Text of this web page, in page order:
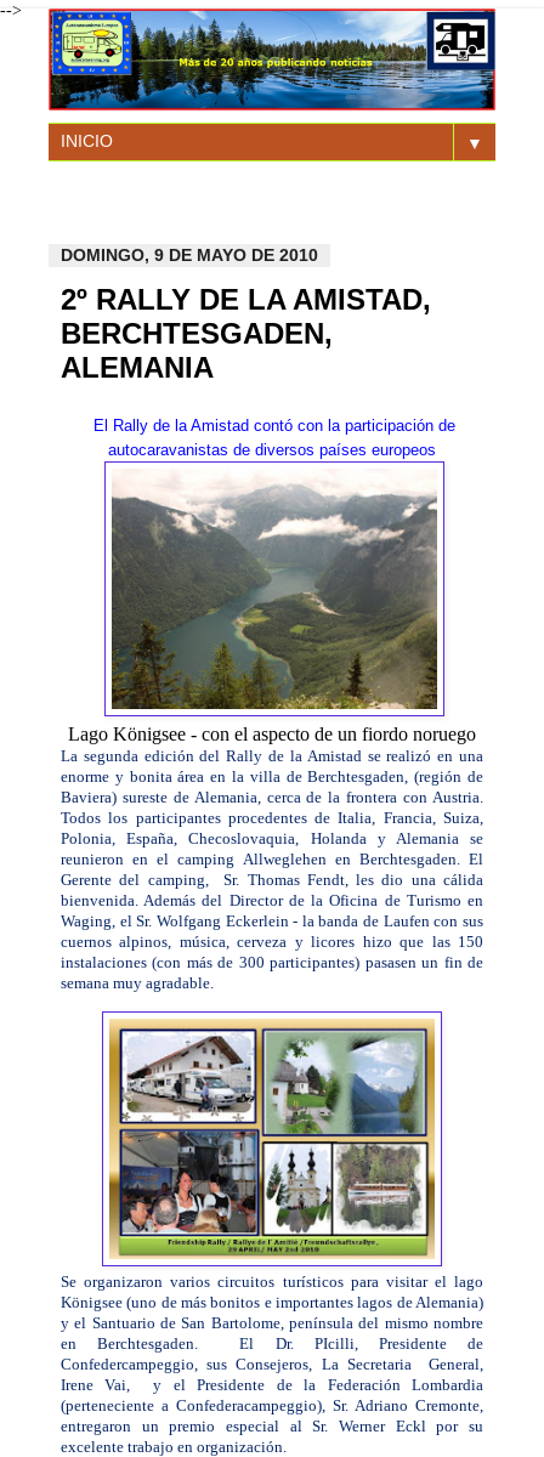
-->
▼
DOMINGO, 9 DE MAYO DE 2010
2º RALLY DE LA AMISTAD,
BERCHTESGADEN,
ALEMANIA
El Rally de la Amistad contó con la participación de
autocaravanistas de diversos países europeos
Lago Königsee - con el aspecto de un fiordo noruego
La segunda edición del Rally de la Amistad se realizó en una
enorme y bonita área en la villa de Berchtesgaden, (región de
Baviera) sureste de Alemania, cerca de la frontera con Austria.
Todos los participantes procedentes de Italia, Francia, Suiza,
Polonia, España, Checoslovaquia, Holanda y Alemania se
reunieron en el camping Allweglehen en Berchtesgaden. El
Gerente del camping, Sr. Thomas Fendt, les dio una cálida
bienvenida. Además del Director de la Oficina de Turismo en
Waging, el Sr. Wolfgang Eckerlein - la banda de Laufen con sus
cuernos alpinos, música, cerveza y licores hizo que las 150
instalaciones (con más de 300 participantes) pasasen un fin de
semana muy agradable.
Se organizaron varios circuitos turísticos para visitar el lago
Königsee (uno de más bonitos e importantes lagos de Alemania)
y el Santuario de San Bartolome, península del mismo nombre
en Berchtesgaden. El Dr. PIcilli, Presidente de
Confedercampeggio, sus Consejeros, La Secretaria General,
Irene Vai, y el Presidente de la Federación Lombardia
(perteneciente a Confederacampeggio), Sr. Adriano Cremonte,
entregaron un premio especial al Sr. Werner Eckl por su
excelente trabajo en organización.